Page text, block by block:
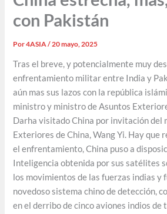
con Pakistán
Por4ASIA/ 20 mayo, 2025
Tras el breve, y potencialmente muy
enfrentamiento militar entre India y
aún mas sus lazos con la república
ministro y ministro de Asuntos
Darha visitado China por invitación del
Exteriores de China, Wang Yi. Hay que
el enfrentamiento, China puso a
Inteligencia obtenida por sus satélites
los movimientos de las fuerzas indias y
novedoso sistema chino de detección,
en el derribo de cinco aviones indios de